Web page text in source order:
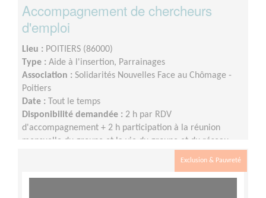
Accompagnement de chercheurs
d'emploi
Lieu : POITIERS (86000)
Type : Aide à l'insertion, Parrainages
Association : Solidarités Nouvelles Face au Chômage -
Poitiers
Date :
Tout le temps
Disponibilité demandée : 2 h par RDV
d'accompagnement + 2 h participation à la réunion
mensuelle du groupe et la vie du groupe et du réseau
Exclusion & Pauvreté